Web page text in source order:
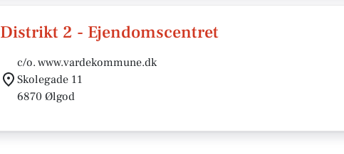
Distrikt 2 - Ejendomscentret
c/o. www.vardekommune.dk
Skolegade 11
6870 Ølgod